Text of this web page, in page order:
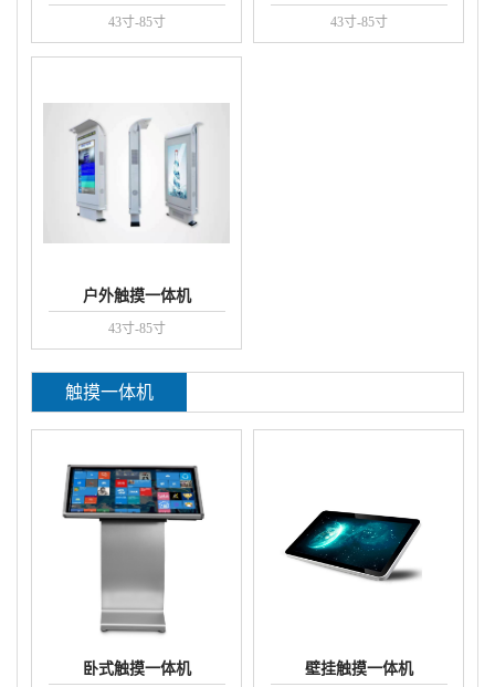
43寸-85寸 43寸-85寸
户外触摸一体机
43寸-85寸
触摸一体机
卧式触摸一体机 壁挂触摸一体机